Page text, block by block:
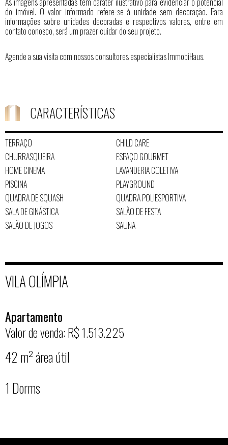
do imóvel. O valor informado refere-se à unidade sem decoração. Para
informações sobre unidades decoradas e respectivos valores, entre em
contato conosco, será um prazer cuidar do seu projeto.
Agende a sua visita com nossos consultores especialistas ImmobiHaus.
CARACTERÍSTICAS
TERRAÇO
CHILD CARE
CHURRASQUEIRA
ESPAÇO GOURMET
HOME CINEMA
LAVANDERIA COLETIVA
PISCINA
PLAYGROUND
QUADRA DE SQUASH
QUADRA POLIESPORTIVA
SALA DE GINÁSTICA
SALÃO DE FESTA
SALÃO DE JOGOS
SAUNA
VILA OLÍMPIA
Apartamento
Valor de venda: R$ 1.513.225
42 m² área útil
1 Dorms